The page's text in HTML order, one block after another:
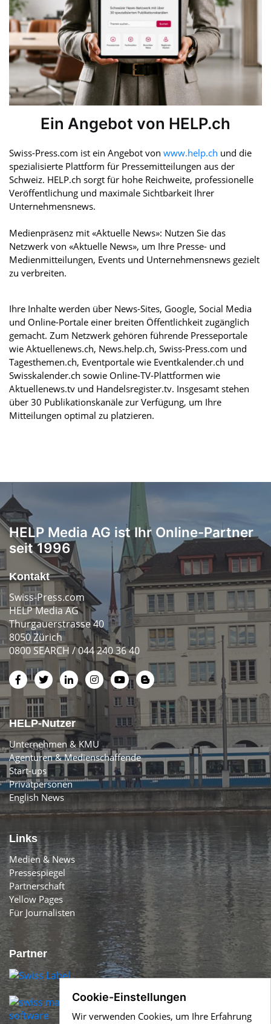
Ein Angebot von HELP.ch
Swiss-Press.com ist ein Angebot von www.help.ch und die
spezialisierte Plattform für Pressemitteilungen aus der
Schweiz. HELP.ch sorgt für hohe Reichweite, professionelle
Veröffentlichung und maximale Sichtbarkeit Ihrer
Unternehmensnews.
Medienpräsenz mit «Aktuelle News»: Nutzen Sie das
Netzwerk von «Aktuelle News», um Ihre Presse- und
Medienmitteilungen, Events und Unternehmensnews gezielt
zu verbreiten.
Ihre Inhalte werden über News-Sites, Google, Social Media
und Online-Portale einer breiten Öffentlichkeit zugänglich
gemacht. Zum Netzwerk gehören führende Presseportale
wie Aktuellenews.ch, News.help.ch, Swiss-Press.com und
Tagesthemen.ch, Eventportale wie Eventkalender.ch und
Swisskalender.ch sowie Online-TV-Plattformen wie
Aktuellenews.tv und Handelsregister.tv. Insgesamt stehen
über 30 Publikationskanäle zur Verfügung, um Ihre
Mitteilungen optimal zu platzieren.
HELP Media AG ist Ihr Online-Partner
seit 1996
Kontakt
Swiss-Press.com
HELP Media AG
Thurgauerstrasse 40
8050 Zürich
0800 SEARCH / 044 240 36 40
HELP-Nutzer
Unternehmen & KMU
Agenturen & Medienschaffende
Start-ups
Privatpersonen
English News
Links
Medien & News
Pressespiegel
Partnerschaft
Yellow Pages
Für Journalisten
Partner
Cookie-Einstellungen
Wir verwenden Cookies, um Ihre Erfahrung